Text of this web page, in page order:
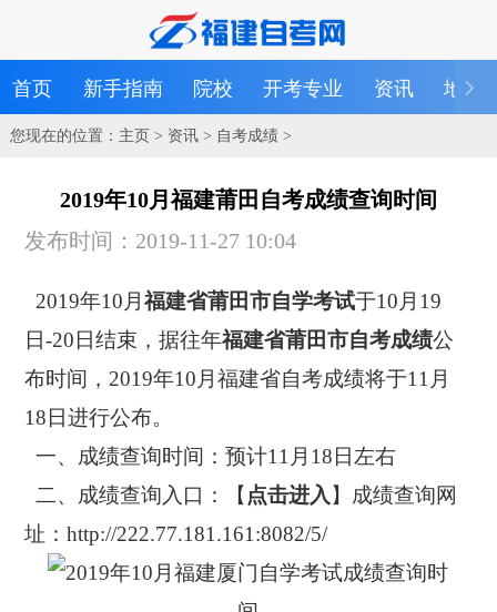
首页 新手指南 院校 开考专业 资讯 地区
您现在的位置： 主页> 资讯> 自考成绩>
2019年10月福建莆田自考成绩查询时间
发布时间：2019-11-27 10:04
2019年10月福建省莆田市自学考试于10月19
日-20日结束，据往年福建省莆田市自考成绩公
布时间，2019年10月福建省自考成绩将于11月
18日进行公布。
一、成绩查询时间：预计11月18日左右
二、成绩查询入口：【 点击进入 】成绩查询网
址：http://222.77.181.161:8082/5/